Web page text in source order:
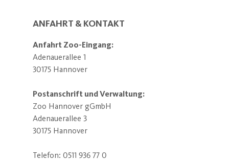
ANFAHRT & KONTAKT
Anfahrt Zoo-Eingang:
Adenauerallee 1
30175 Hannover
Postanschrift und Verwaltung:
Zoo Hannover gGmbH
Adenauerallee 3
30175 Hannover
Telefon: 0511 936 77 0